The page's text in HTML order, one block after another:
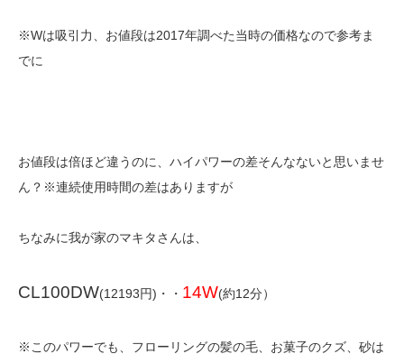
※Wは吸引力、お値段は2017年調べた当時の価格なので参考ま
でに
お値段は倍ほど違うのに、ハイパワーの差そんなないと思いませ
ん？※連続使用時間の差はありますが
ちなみに我が家のマキタさんは、
CL100DW(12193円)・・ 14W(約12分）
※このパワーでも、フローリングの髪の毛、お菓子のクズ、砂は